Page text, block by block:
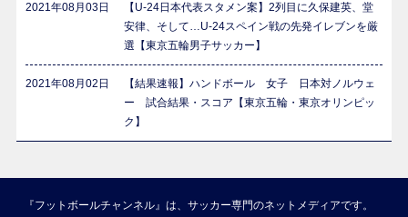
2021年08月03日
【U-24日本代表スタメン案】2列目に久保建英、堂
安律、そして…U-24スペイン戦の先発イレブンを厳
選【東京五輪男子サッカー】
2021年08月02日
【結果速報】ハンドボール 女子 日本対ノルウェ
ー 試合結果・スコア【東京五輪・東京オリンピッ
ク】
『フットボールチャンネル』は、サッカー専門のネットメディアです。